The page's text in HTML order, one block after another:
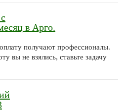
в Арго.
получают профессионалы.
вы не взялись, ставьте задачу